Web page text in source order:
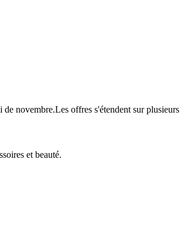
novembre.Les offres s'étendent sur
et beauté.